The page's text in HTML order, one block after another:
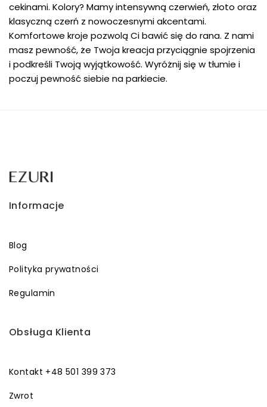
cekinami. Kolory? Mamy intensywną czerwień, złoto oraz
klasyczną czerń z nowoczesnymi akcentami.
Komfortowe kroje pozwolą Ci bawić się do rana. Z nami
masz pewność, że Twoja kreacja przyciągnie spojrzenia
i podkreśli Twoją wyjątkowość. Wyróżnij się w tłumie i
poczuj pewność siebie na parkiecie.
Informacje
Blog
Polityka prywatności
Regulamin
Obsługa Klienta
Kontakt +48 501 399 373
Zwrot